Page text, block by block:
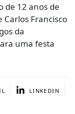
de 12 anos de
Carlos Francisco
da
uma festa
LINKEDIN